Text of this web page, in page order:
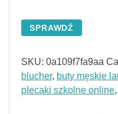
SPRAWDŹ
SKU: 0a109f7fa9aa
blucher, buty męskie
plecaki szkolne online,